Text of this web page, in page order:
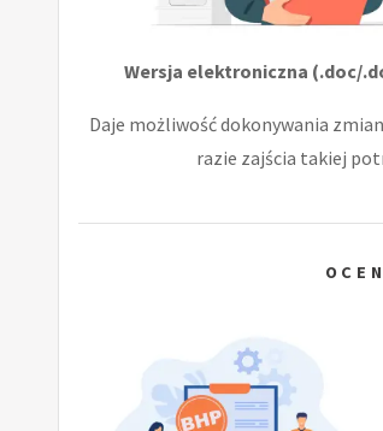
Wersja elektroniczna (.doc/
Daje możliwość dokonywania
razie zajścia takiej